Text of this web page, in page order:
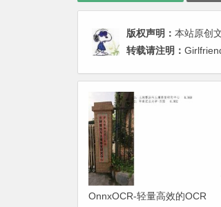
版权声明： 本站原创
转载请注明：
OnnxOCR-轻量高效的OCR